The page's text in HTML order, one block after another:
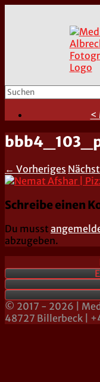
<
← Vorheriges
Schreibe einen
Du musst
abzugeben.
© 2017 - 2026 |
48727 Billerbeck |